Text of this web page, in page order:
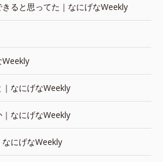
ると思ってた｜なにげなWeekly
Weekly
なにげなWeekly
なにげなWeekly
にげなWeekly